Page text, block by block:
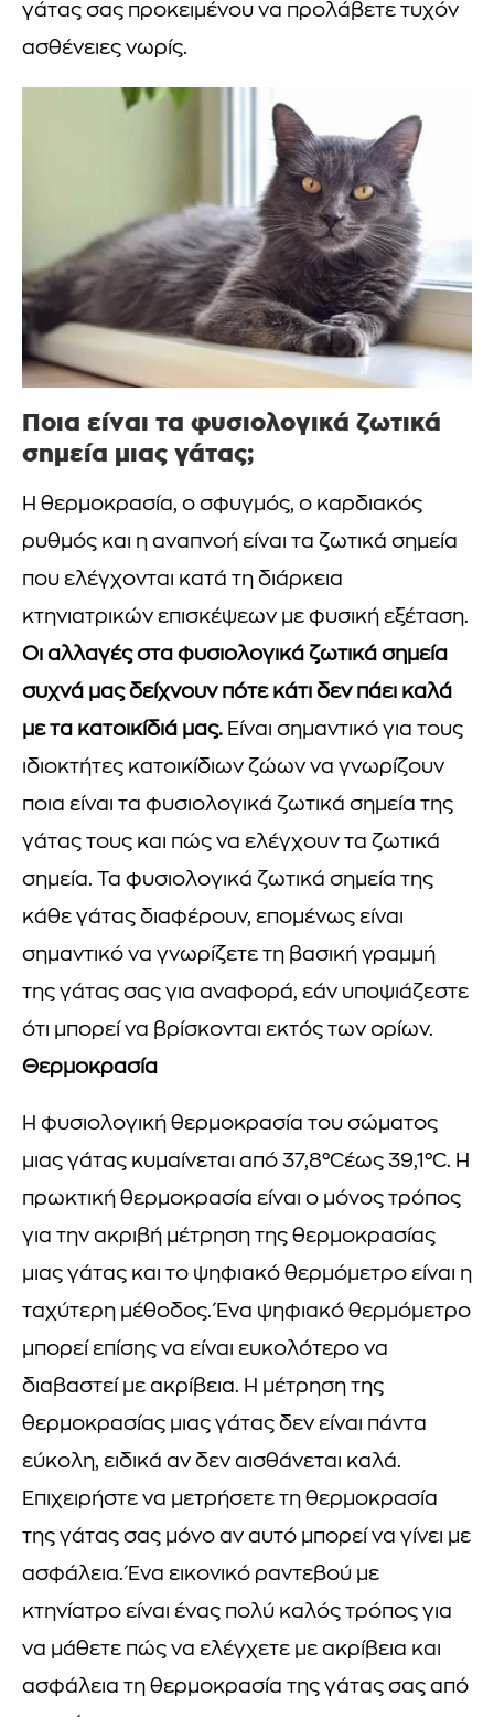
γάτας σας προκειμένου να προλάβετε τυχόν
ασθένειες νωρίς.
Ποια είναι τα φυσιολογικά ζωτικά
σημεία μιας γάτας;
Η θερμοκρασία, ο σφυγμός, ο καρδιακός
ρυθμός και η αναπνοή είναι τα ζωτικά σημεία
που ελέγχονται κατά τη διάρκεια
κτηνιατρικών επισκέψεων με φυσική εξέταση.
Οι αλλαγές στα φυσιολογικά ζωτικά σημεία
συχνά μας δείχνουν πότε κάτι δεν πάει καλά
με τα κατοικίδιά μας. Είναι σημαντικό για τους
ιδιοκτήτες κατοικίδιων ζώων να γνωρίζουν
ποια είναι τα φυσιολογικά ζωτικά σημεία της
γάτας τους και πώς να ελέγχουν τα ζωτικά
σημεία. Τα φυσιολογικά ζωτικά σημεία της
κάθε γάτας διαφέρουν, επομένως είναι
σημαντικό να γνωρίζετε τη βασική γραμμή
της γάτας σας για αναφορά, εάν υποψιάζεστε
ότι μπορεί να βρίσκονται εκτός των ορίων.
Θερμοκρασία
Η φυσιολογική θερμοκρασία του σώματος
μιας γάτας κυμαίνεται από 37,8°Cέως 39,1°C. Η
πρωκτική θερμοκρασία είναι ο μόνος τρόπος
για την ακριβή μέτρηση της θερμοκρασίας
μιας γάτας και το ψηφιακό θερμόμετρο είναι η
ταχύτερη μέθοδος. Ένα ψηφιακό θερμόμετρο
μπορεί επίσης να είναι ευκολότερο να
διαβαστεί με ακρίβεια. Η μέτρηση της
θερμοκρασίας μιας γάτας δεν είναι πάντα
εύκολη, ειδικά αν δεν αισθάνεται καλά.
Επιχειρήστε να μετρήσετε τη θερμοκρασία
της γάτας σας μόνο αν αυτό μπορεί να γίνει με
ασφάλεια. Ένα εικονικό ραντεβού με
κτηνίατρο είναι ένας πολύ καλός τρόπος για
να μάθετε πώς να ελέγχετε με ακρίβεια και
ασφάλεια τη θερμοκρασία της γάτας σας από